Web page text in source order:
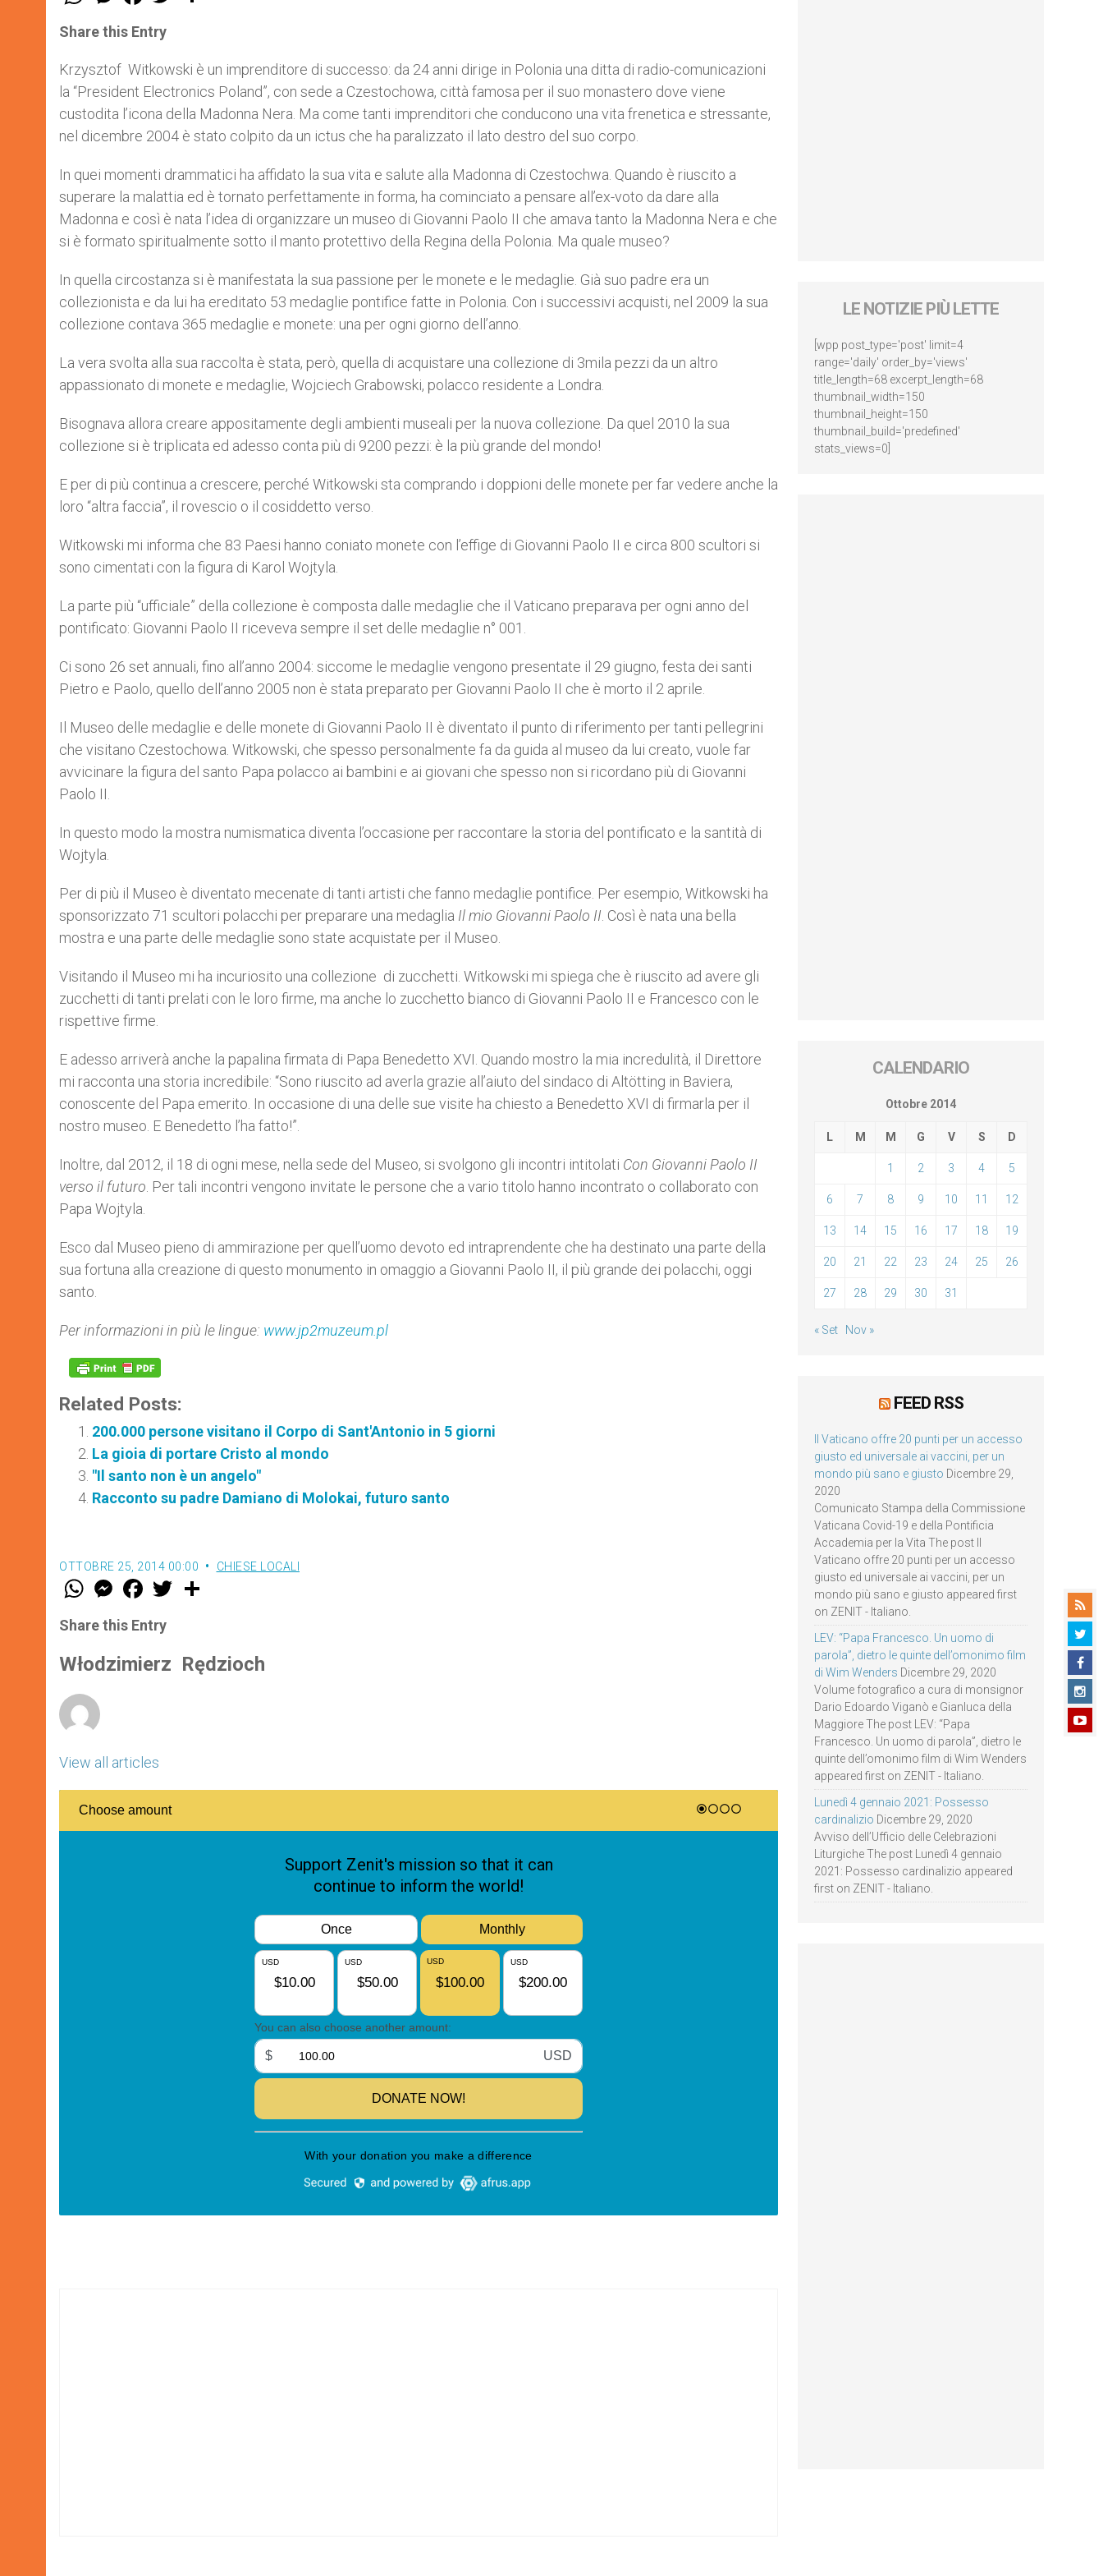
t
s
p
p
s
e
g
e
r
e
b
o
k
r
Share this Entry
Krzysztof Witkowski è un imprenditore di successo: da 24 anni dirige in Polonia una ditta di radio-comunicazioni
la “President Electronics Poland”, con sede a Czestochowa, città famosa per il suo monastero dove viene
custodita l’icona della Madonna Nera. Ma come tanti imprenditori che conducono una vita frenetica e stressante,
nel dicembre 2004 è stato colpito da un ictus che ha paralizzato il lato destro del suo corpo.
In quei momenti drammatici ha affidato la sua vita e salute alla Madonna di Czestochwa. Quando è riuscito a
superare la malattia ed è tornato perfettamente in forma, ha cominciato a pensare all’ex-voto da dare alla
Madonna e così è nata l’idea di organizzare un museo di Giovanni Paolo II che amava tanto la Madonna Nera e che
si è formato spiritualmente sotto il manto protettivo della Regina della Polonia. Ma quale museo?
In quella circostanza si è manifestata la sua passione per le monete e le medaglie. Già suo padre era un
collezionista e da lui ha ereditato 53 medaglie pontifice fatte in Polonia. Con i successivi acquisti, nel 2009 la sua
collezione contava 365 medaglie e monete: una per ogni giorno dell’anno.
La vera svolta alla sua raccolta è stata, però, quella di acquistare una collezione di 3mila pezzi da un altro
appassionato di monete e medaglie, Wojciech Grabowski, polacco residente a Londra.
Bisognava allora creare appositamente degli ambienti museali per la nuova collezione. Da quel 2010 la sua
collezione si è triplicata ed adesso conta più di 9200 pezzi: è la più grande del mondo!
E per di più continua a crescere, perché Witkowski sta comprando i doppioni delle monete per far vedere anche la
loro “altra faccia”, il rovescio o il cosiddetto verso.
Witkowski mi informa che 83 Paesi hanno coniato monete con l’effige di Giovanni Paolo II e circa 800 scultori si
sono cimentati con la figura di Karol Wojtyla.
La parte più “ufficiale” della collezione è composta dalle medaglie che il Vaticano preparava per ogni anno del
pontificato: Giovanni Paolo II riceveva sempre il set delle medaglie n° 001.
Ci sono 26 set annuali, fino all’anno 2004: siccome le medaglie vengono presentate il 29 giugno, festa dei santi
Pietro e Paolo, quello dell’anno 2005 non è stata preparato per Giovanni Paolo II che è morto il 2 aprile.
Il Museo delle medaglie e delle monete di Giovanni Paolo II è diventato il punto di riferimento per tanti pellegrini
che visitano Czestochowa. Witkowski, che spesso personalmente fa da guida al museo da lui creato, vuole far
avvicinare la figura del santo Papa polacco ai bambini e ai giovani che spesso non si ricordano più di Giovanni
Paolo II.
In questo modo la mostra numismatica diventa l’occasione per raccontare la storia del pontificato e la santità di
Wojtyla.
Per di più il Museo è diventato mecenate di tanti artisti che fanno medaglie pontifice. Per esempio, Witkowski ha
sponsorizzato 71 scultori polacchi per preparare una medaglia Il mio Giovanni Paolo II . Così è nata una bella
mostra e una parte delle medaglie sono state acquistate per il Museo.
Visitando il Museo mi ha incuriosito una collezione di zucchetti. Witkowski mi spiega che è riuscito ad avere gli
zucchetti di tanti prelati con le loro firme, ma anche lo zucchetto bianco di Giovanni Paolo II e Francesco con le
rispettive firme.
E adesso arriverà anche la papalina firmata di Papa Benedetto XVI. Quando mostro la mia incredulità, il Direttore
mi racconta una storia incredibile: “Sono riuscito ad averla grazie all’aiuto del sindaco di Altötting in Baviera,
conoscente del Papa emerito. In occasione di una delle sue visite ha chiesto a Benedetto XVI di firmarla per il
nostro museo. E Benedetto l’ha fatto!”.
Inoltre, dal 2012, il 18 di ogni mese, nella sede del Museo, si svolgono gli incontri intitolati Con Giovanni Paolo II
verso il futuro . Per tali incontri vengono invitate le persone che a vario titolo hanno incontrato o collaborato con
Papa Wojtyla.
Esco dal Museo pieno di ammirazione per quell’uomo devoto ed intraprendente che ha destinato una parte della
sua fortuna alla creazione di questo monumento in omaggio a Giovanni Paolo II, il più grande dei polacchi, oggi
santo.
Per informazioni in più le lingue: www.jp2muzeum.pl
Related Posts:
200.000 persone visitano il Corpo di Sant'Antonio in 5 giorni
La gioia di portare Cristo al mondo
"Il santo non è un angelo"
Racconto su padre Damiano di Molokai, futuro santo
OTTOBRE 25, 2014 00:00 CHIESE LOCALI
W
t
s
p
p
M
e
s
e
g
e
F
a
e
b
o
k
w
Share this Entry
Włodzimierz Rędzioch
View all articles
LE NOTIZIE PIÙ LETTE
[wpp post_type='post' limit=4
range='daily' order_by='views'
title_length=68 excerpt_length=68
thumbnail_width=150
thumbnail_height=150
thumbnail_build='predefined'
stats_views=0]
CALENDARIO
Ottobre 2014
L M M G V S D
1 2 3 4 5
6 7 8 9 10 11 12
13 14 15 16 17 18 19
20 21 22 23 24 25 26
27 28 29 30 31
« Set Nov »
FEED RSS
Il Vaticano offre 20 punti per un accesso
giusto ed universale ai vaccini, per un
mondo più sano e giusto Dicembre 29,
2020
Comunicato Stampa della Commissione
Vaticana Covid-19 e della Pontificia
Accademia per la Vita The post Il
Vaticano offre 20 punti per un accesso
giusto ed universale ai vaccini, per un
mondo più sano e giusto appeared first
on ZENIT - Italiano.
LEV: “Papa Francesco. Un uomo di
parola”, dietro le quinte dell’omonimo film
di Wim Wenders Dicembre 29, 2020
Volume fotografico a cura di monsignor
Dario Edoardo Viganò e Gianluca della
Maggiore The post LEV: “Papa
Francesco. Un uomo di parola”, dietro le
quinte dell’omonimo film di Wim Wenders
appeared first on ZENIT - Italiano.
Lunedì 4 gennaio 2021: Possesso
cardinalizio Dicembre 29, 2020
Avviso dell’Ufficio delle Celebrazioni
Liturgiche The post Lunedì 4 gennaio
2021: Possesso cardinalizio appeared
first on ZENIT - Italiano.